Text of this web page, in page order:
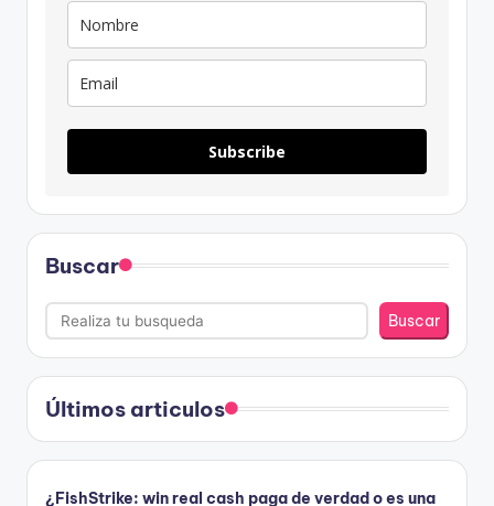
Subscribe
Buscar
Buscar
Últimos articulos
¿FishStrike: win real cash paga de verdad o es una